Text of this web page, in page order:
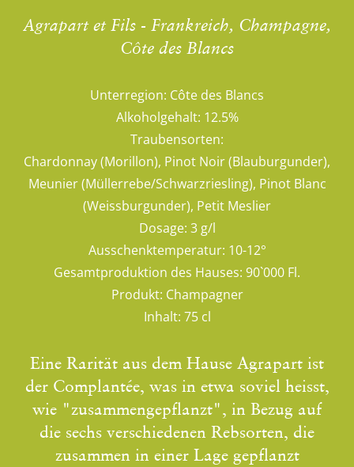
Agrapart et Fils - Frankreich, Champagne,
Côte des Blancs
Unterregion: Côte des Blancs
Alkoholgehalt: 12.5%
Traubensorten:
Chardonnay (Morillon), Pinot Noir (Blauburgunder),
Meunier (Müllerrebe/Schwarzriesling), Pinot Blanc
(Weissburgunder), Petit Meslier
Dosage: 3 g/l
Ausschenktemperatur: 10-12°
Gesamtproduktion des Hauses: 90`000 Fl.
Produkt: Champagner
Inhalt: 75 cl
Eine Rarität aus dem Hause Agrapart ist
der Complantée, was in etwa soviel heisst,
wie "zusammengepflanzt", in Bezug auf
die sechs verschiedenen Rebsorten, die
zusammen in einer Lage gepflanzt